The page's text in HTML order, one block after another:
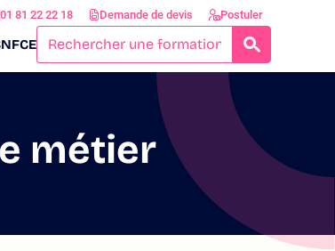
01 81 22 22 18 Demande de devis Postuler
métier